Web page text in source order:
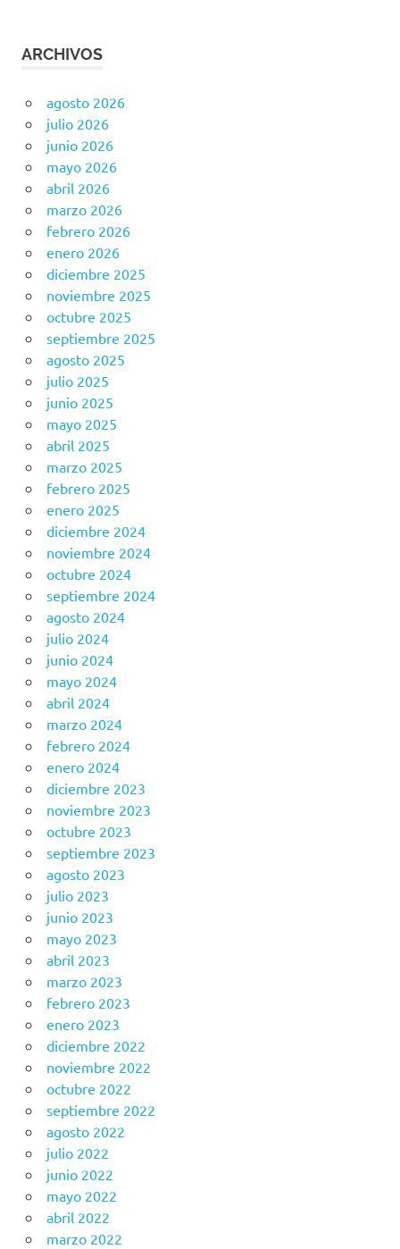
ARCHIVOS
agosto 2026
julio 2026
junio 2026
mayo 2026
abril 2026
marzo 2026
febrero 2026
enero 2026
diciembre 2025
noviembre 2025
octubre 2025
septiembre 2025
agosto 2025
julio 2025
junio 2025
mayo 2025
abril 2025
marzo 2025
febrero 2025
enero 2025
diciembre 2024
noviembre 2024
octubre 2024
septiembre 2024
agosto 2024
julio 2024
junio 2024
mayo 2024
abril 2024
marzo 2024
febrero 2024
enero 2024
diciembre 2023
noviembre 2023
octubre 2023
septiembre 2023
agosto 2023
julio 2023
junio 2023
mayo 2023
abril 2023
marzo 2023
febrero 2023
enero 2023
diciembre 2022
noviembre 2022
octubre 2022
septiembre 2022
agosto 2022
julio 2022
junio 2022
mayo 2022
abril 2022
marzo 2022